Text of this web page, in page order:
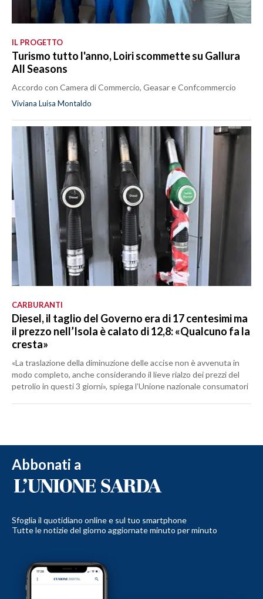
IL PROGETTO
Turismo tutto l'anno, Loiri scommette su Gallura
All Seasons
Accordo con Camera di Commercio, Geasar e Confcommercio
Viviana Luisa Montaldo
CARBURANTI
Diesel, il taglio del Governo era di 17 centesimi ma
il prezzo nell’Isola è calato di 12,8: «Qualcuno fa la
cresta»
«La traslazione della diminuzione delle accise non è avvenuta in
modo completo, anche considerando il lieve rialzo dei prezzi del
petrolio in questi 3 giorni», spiega l’Unione nazionale consumatori
Abbonati a
Sfoglia il quotidiano online e sul tuo smartphone
Tutte le notizie del giorno aggiornate minuto per minuto